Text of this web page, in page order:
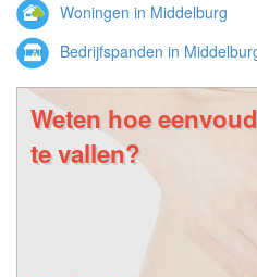
Woningen in Middelburg
Bedrijfspanden in
Weten hoe
te vallen?